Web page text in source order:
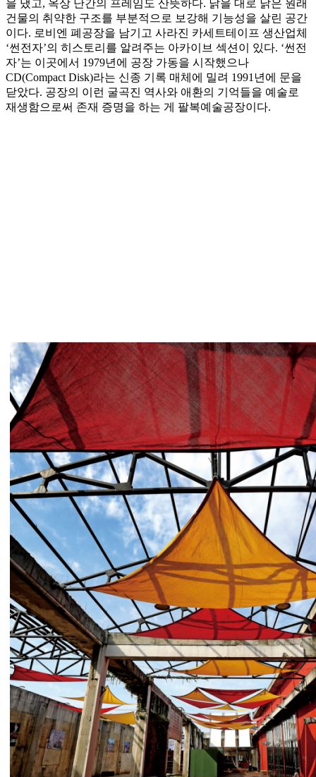
을 냈고, 옥상 난간의 프레임도 산뜻하다. 낡을 대로 낡은 원래
건물의 취약한 구조를 부분적으로 보강해 기능성을 살린 공간
이다. 로비엔 폐공장을 남기고 사라진 카세트테이프 생산업체
‘썬전자’의 히스토리를 알려주는 아카이브 섹션이 있다. ‘썬전
자’는 이곳에서 1979년에 공장 가동을 시작했으나
CD(Compact Disk)라는 신종 기록 매체에 밀려 1991년에 문을
닫았다. 공장의 이런 굴곡진 역사와 애환의 기억들을 예술로
재생함으로써 존재 증명을 하는 게 팔복예술공장이다.